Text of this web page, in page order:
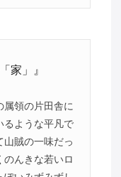
家」』
属領の片田舎に
るような平凡で
賊の一味だっ
のんきな若いロ